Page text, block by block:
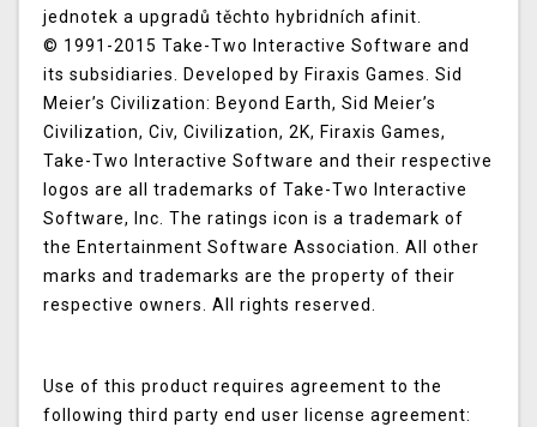
jednotek a upgradů těchto hybridních afinit.
© 1991-2015 Take-Two Interactive Software and
its subsidiaries. Developed by Firaxis Games. Sid
Meier’s Civilization: Beyond Earth, Sid Meier’s
Civilization, Civ, Civilization, 2K, Firaxis Games,
Take-Two Interactive Software and their respective
logos are all trademarks of Take-Two Interactive
Software, Inc. The ratings icon is a trademark of
the Entertainment Software Association. All other
marks and trademarks are the property of their
respective owners. All rights reserved.
Use of this product requires agreement to the
following third party end user license agreement: